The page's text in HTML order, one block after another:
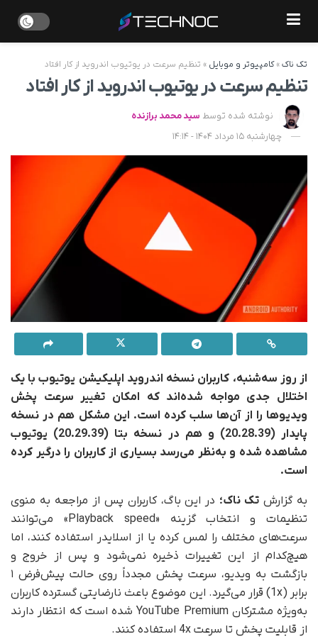
تک ناک»کامپیوتر و موبایل » تنظیم سرعت در یوتیوب اندروید از کار افتاد
تنظیم سرعت در یوتیوب اندروید از کار افتاد
نوشته شده توسط سید محمد برازنده
چهارشنبه 15 مرداد 1404 - 14:14
از روز سه‌شنبه، کاربران نسخه اندروید اپلیکیشن یوتیوب با یک
اختلال جدی مواجه شده‌اند که امکان تغییر سرعت پخش
ویدیوها را از آن‌ها سلب کرده است. این مشکل هم در نسخه
پایدار (20.28.39) و هم در نسخه بتا (20.29.39) یوتیوب
مشاهده شده و به‌نظر می‌رسد بسیاری از کاربران را درگیر کرده
است.
به گزارش تک ناک؛ در این باگ، کاربران پس از مراجعه به منوی
تنظیمات و انتخاب گزینه «Playback speed» می‌توانند
سرعت‌های مختلف را لمس کرده یا از اسلایدر استفاده کنند، اما
هیچ‌کدام از این تغییرات ذخیره نمی‌شود و پس از خروج و
بازگشت به ویدیو، سرعت پخش مجدداً روی حالت پیش‌فرض ۱
برابر (1x) قرار می‌گیرد. این موضوع باعث نارضایتی گسترده کاربران
به‌ویژه مشترکان YouTube Premium شده است که انتظار دارند
از قابلیت پخش تا سرعت 4x استفاده کنند.